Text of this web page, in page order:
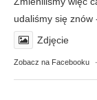
udaliśmy się
Zdjęcie
Zobacz na Facebooku ·